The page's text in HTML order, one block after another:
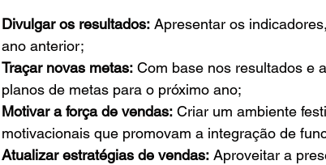
Divulgar os resultados: Apresentar os
ano anterior;
Traçar novas metas: Com base nos resultados e
planos de metas para o próximo ano;
Motivar a força de vendas: Criar um ambiente
motivacionais que promovam a integração de
Atualizar estratégias de vendas: Aproveitar a